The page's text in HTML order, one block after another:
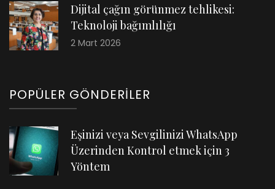
Dijital çağın görünmez tehlikesi:
Teknoloji bağımlılığı
2 Mart 2026
POPÜLER GÖNDERILER
Eşinizi veya Sevgilinizi WhatsApp
Üzerinden Kontrol etmek için 3
Yöntem